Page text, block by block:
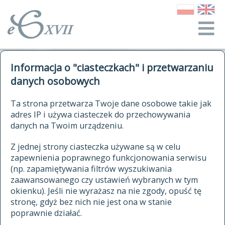
Informacja o "ciasteczkach" i przetwarzaniu
danych osobowych
Ta strona przetwarza Twoje dane osobowe takie jak
adres IP i używa ciasteczek do przechowywania
danych na Twoim urządzeniu.
Z jednej strony ciasteczka używane są w celu
zapewnienia poprawnego funkcjonowania serwisu
(np. zapamiętywania filtrów wyszukiwania
zaawansowanego czy ustawień wybranych w tym
okienku). Jeśli nie wyrażasz na nie zgody, opuść tę
stronę, gdyż bez nich nie jest ona w stanie
poprawnie działać.
autorzy Słownika
historia
publikacje
źródła
autorzy tekstów źródłowych
zasady opracowania
statystyki
najnowsze hasła
ostatnio zmodyfikowane hasła
kwerendy
jak cytować Słownik
ELEKTRONICZNY SŁOWNIK
JĘZYKA POLSKIEGO
XVII I XVIII WIEKU
znajdź hasła
zaczynające się od